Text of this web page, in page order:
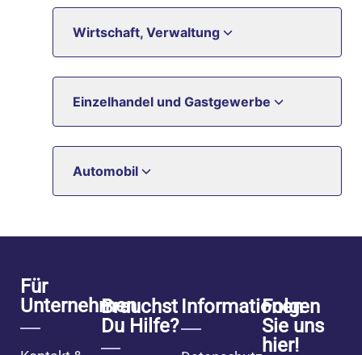
Wirtschaft, Verwaltung
Einzelhandel und Gastgewerbe
Automobil
Für
UnternehmenBrauchst
Du Hilfe?
Informationen
Folgen
Sie uns
hier!